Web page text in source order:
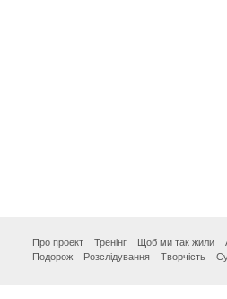
Про проект Тренінг Щоб ми так жили
Подорож
Розслідування Творчість